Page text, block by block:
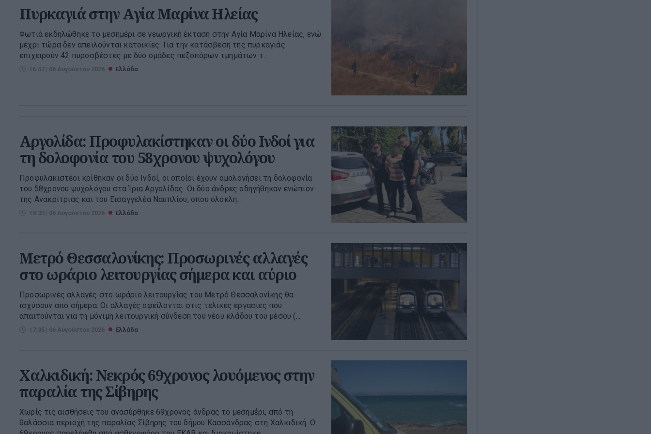
Πυρκαγιά στην Aγία Μαρίνα Ηλείας
Φωτιά εκδηλώθηκε το μεσημέρι σε γεωργική έκταση στην Αγία Μαρίνα Ηλείας, ενώ
μέχρι τώρα δεν απειλούνται κατοικίες. Για την κατάσβεση της πυρκαγιάς
επιχειρούν 42 πυροσβέστες με δύο ομάδες πεζοπόρων τμημάτων τ...
16:47 | 06 Αυγούστου 2026 Ελλάδα
Αργολίδα: Προφυλακίστηκαν οι δύο Ινδοί για
τη δολοφονία του 58χρονου ψυχολόγου
Προφυλακιστέοι κρίθηκαν οι δύο Ινδοί, οι οποίοι έχουν ομολογήσει τη δολοφονία
του 58χρονου ψυχολόγου στα Ίρια Αργολίδας. Οι δύο άνδρες οδηγήθηκαν ενώπιον
της Ανακρίτριας και του Εισαγγελέα Ναυπλίου, όπου ολοκλη...
19:33 | 06 Αυγούστου 2026 Ελλάδα
Μετρό Θεσσαλονίκης: Προσωρινές αλλαγές
στο ωράριο λειτουργίας σήμερα και αύριο
Προσωρινές αλλαγές στο ωράριο λειτουργίας του Μετρό Θεσσαλονίκης θα
ισχύσουν από σήμερα. Οι αλλαγές οφείλονται στις τελικές εργασίες που
απαιτούνται για τη μόνιμη λειτουργική σύνδεση του νέου κλάδου του μέσου (...
17:35 | 06 Αυγούστου 2026 Ελλάδα
Χαλκιδική: Νεκρός 69χρονος λουόμενος στην
παραλία της Σίβηρης
Χωρίς τις αισθήσεις του ανασύρθηκε 69χρονος άνδρας το μεσημέρι, από τη
θαλάσσια περιοχή της παραλίας Σίβηρης του δήμου Κασσάνδρας στη Χαλκιδική. Ο